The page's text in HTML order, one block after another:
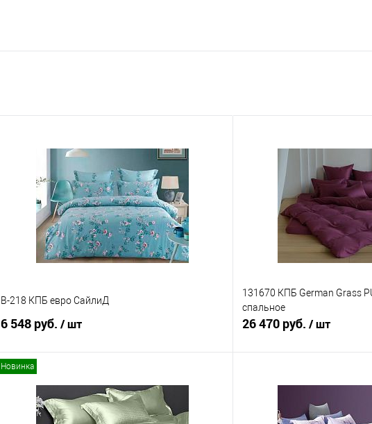
B-218 КПБ евро СайлиД
6 548 руб. / шт
Купить в 1 клик
Сравнение
131670 КПБ German Grass
спальное
26 470 руб. / шт
Купить в 1 клик
Новинка